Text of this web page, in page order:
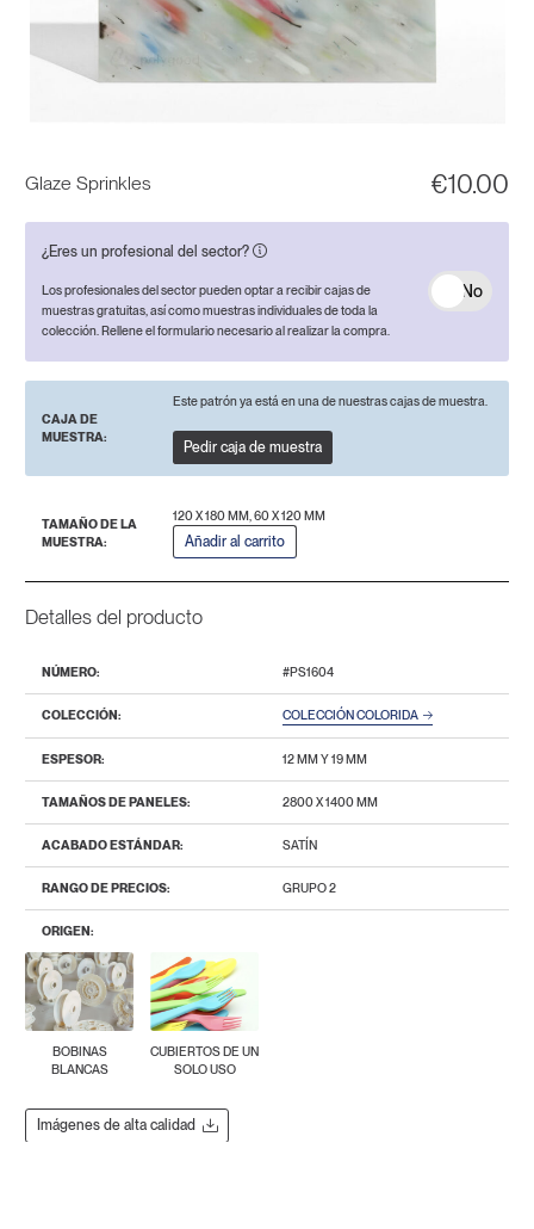
Glaze Sprinkles €10.00
¿Eres un profesional del sector?
Los profesionales del sector pueden optar a recibir cajas de
muestras gratuitas, así como muestras individuales de toda la
colección. Rellene el formulario necesario al realizar la compra.
No
CAJA DE
MUESTRA:
Este patrón ya está en una de nuestras cajas de muestra.
Pedir caja de muestra
TAMAÑO DE LA
MUESTRA:
120 X 180 MM, 60 X 120 MM
Añadir al carrito
Detalles del producto
NÚMERO: #PS1604
COLECCIÓN: COLECCIÓN COLORIDA
ESPESOR: 12 MM Y 19 MM
TAMAÑOS DE PANELES: 2800 Х 1400 MM
ACABADO ESTÁNDAR: SATÍN
RANGO DE PRECIOS: GRUPO 2
ORIGEN:
BOBINAS
BLANCAS
CUBIERTOS DE UN
SOLO USO
Imágenes de alta calidad